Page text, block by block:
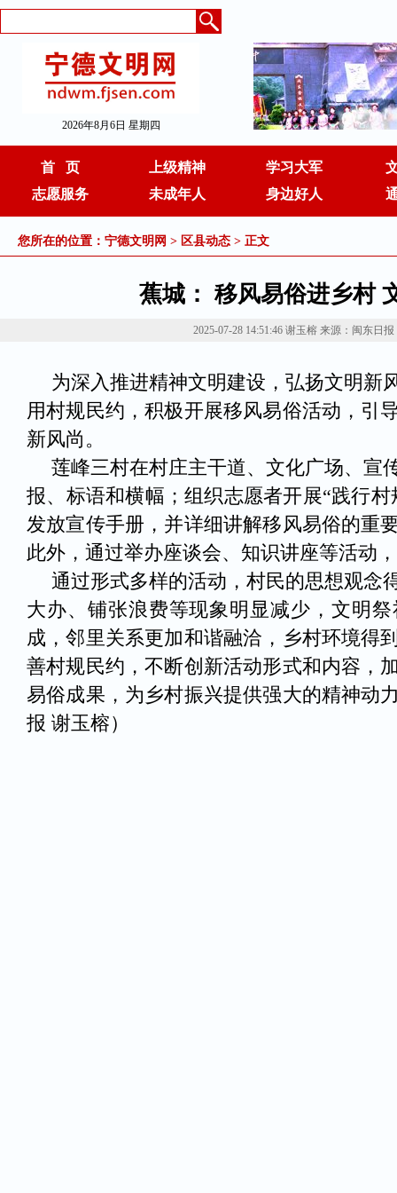
2026年8月6日 星期四
首 页 上级精神
学习大军
志愿服务
未成年人 身边好人
您所在的位置： 宁德文明网 > 区县动态 > 正文
蕉城： 移风易俗进乡村
2025-07-28 14:51:46 谢玉榕 来源：闽东日报
为深入推进精神文明建设，弘扬文明新
用村规民约，积极开展移风易俗活动，引
新风尚。
莲峰三村在村庄主干道、文化广场、宣
报、标语和横幅；组织志愿者开展“践行
发放宣传手册，并详细讲解移风易俗的重
此外，通过举办座谈会、知识讲座等活动
通过形式多样的活动，村民的思想观念
大办、铺张浪费等现象明显减少，文明
成，邻里关系更加和谐融洽，乡村环境得
善村规民约，不断创新活动形式和内容，
易俗成果，为乡村振兴提供强大的精神动
报 谢玉榕）